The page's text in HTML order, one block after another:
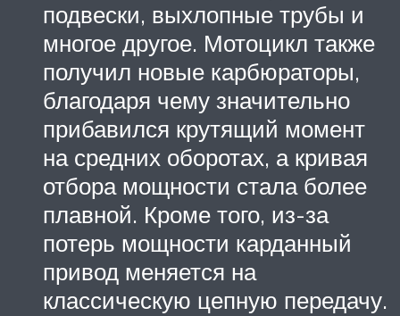
подвески, выхлопные трубы и
многое другое. Мотоцикл также
получил новые карбюраторы,
благодаря чему значительно
прибавился крутящий момент
на средних оборотах, а кривая
отбора мощности стала более
плавной. Кроме того, из-за
потерь мощности карданный
привод меняется на
классическую цепную передачу.